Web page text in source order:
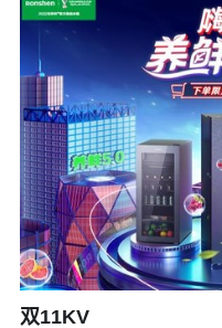
关于我们
发展历程
企业文化
新闻中心
关于招聘
招聘流程
薪酬福利
社会招聘
人才发展
联系我们
双11KV